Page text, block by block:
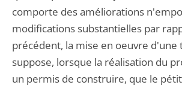
comporte des améliorations
modifications substantielles par
précédent, la mise en oeuvre d'une
suppose, lorsque la réalisation du
un permis de construire, que le